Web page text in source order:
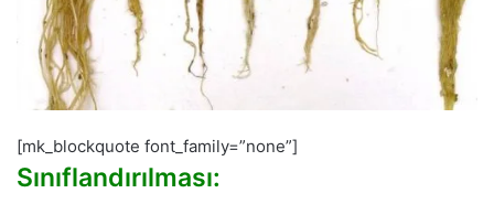
[mk_blockquote font_family=”none”]
Sınıflandırılması: